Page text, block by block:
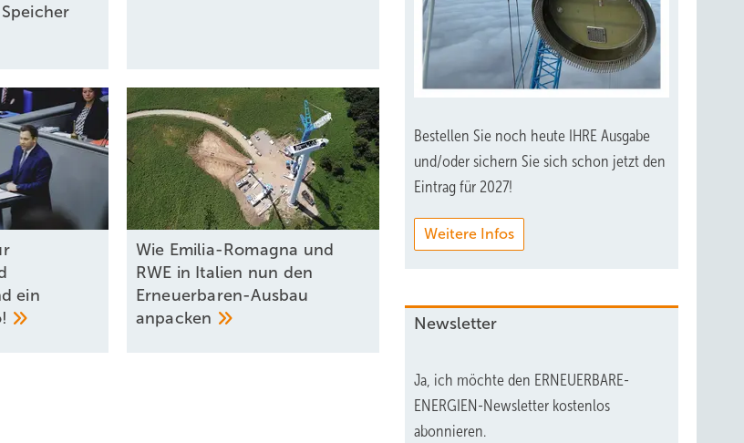
ein
Wie Emilia-Romagna und
RWE in Italien nun den
Erneuerbaren-Ausbau
anpacken
Bestellen Sie noch heute IHRE Ausgabe
und/oder sichern Sie sich schon jetzt den
Eintrag für 2027!
Weitere Infos
Newsletter
Ja, ich möchte den ERNEUERBARE-
ENERGIEN-Newsletter kostenlos
abonnieren.